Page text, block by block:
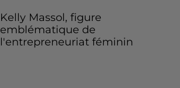
Kelly Massol, figure
emblématique de
l'entrepreneuriat féminin